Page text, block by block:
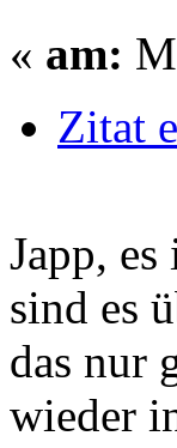
« am:
Zitat
Japp,
sind es
das nur
wieder